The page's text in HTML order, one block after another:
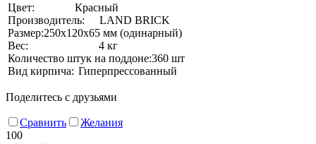
Цвет:
Красный
Производитель:
LAND BRICK
Размер:250х120х65 мм (одинарный)
Вес:
4 кг
Количество штук на поддоне:360 шт
Вид кирпича: Гиперпрессованный
Поделитесь с друзьями
Сравнить
Желания
100